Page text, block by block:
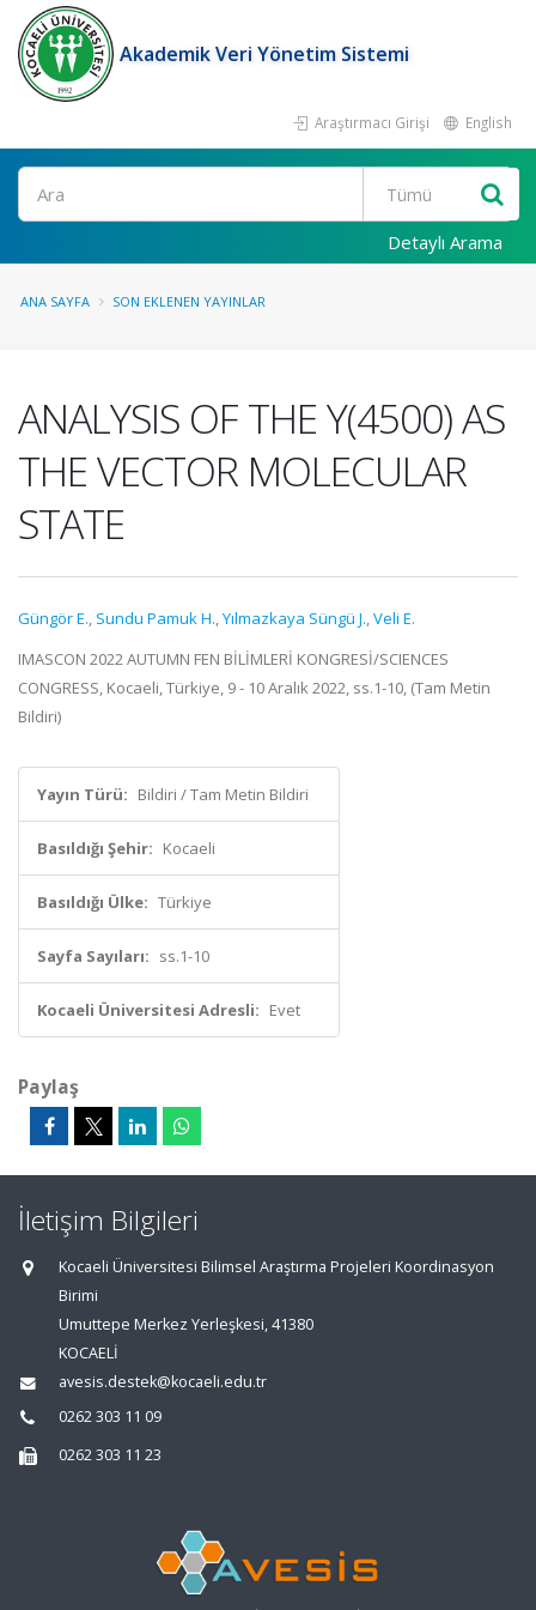
Akademik Veri Yönetim Sistemi
Araştırmacı Girişi English
Ara
Detaylı Arama
ANA SAYFA SON EKLENEN YAYINLAR
ANALYSIS OF THE Y(4500) AS
THE VECTOR MOLECULAR
STATE
Güngör E., Sundu Pamuk H.,Yılmazkaya Süngü J.,Veli E.
IMASCON 2022 AUTUMN FEN BİLİMLERİ KONGRESİ/SCIENCES
CONGRESS, Kocaeli, Türkiye, 9 - 10 Aralık 2022, ss.1-10, (Tam Metin
Bildiri)
Yayın Türü: Bildiri / Tam Metin Bildiri
Basıldığı Şehir: Kocaeli
Basıldığı Ülke: Türkiye
Sayfa Sayıları: ss.1-10
Kocaeli Üniversitesi Adresli: Evet
Paylaş
İletişim Bilgileri
Kocaeli Üniversitesi Bilimsel Araştırma Projeleri Koordinasyon
Birimi
Umuttepe Merkez Yerleşkesi, 41380
KOCAELİ
avesis.destek@kocaeli.edu.tr
0262 303 11 09
0262 303 11 23